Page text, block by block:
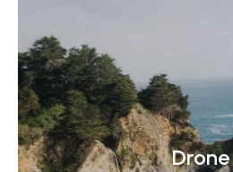
Drone